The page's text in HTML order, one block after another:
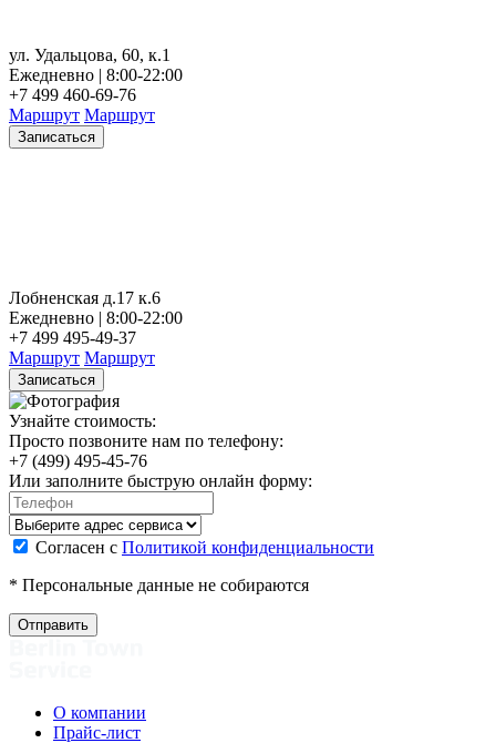
ул. Удальцова, 60, к.1
Ежедневно | 8:00-22:00
+7 499 460-69-76
Маршрут Маршрут
Записаться
Лобненская д.17 к.6
Ежедневно | 8:00-22:00
+7 499 495-49-37
Маршрут Маршрут
Записаться
Узнайте стоимость:
Просто позвоните нам по телефону:
+7 (499) 495-45-76
Или заполните быструю онлайн форму:
Согласен с Политикой конфиденциальности
* Персональные данные не собираются
О компании
Прайс-лист